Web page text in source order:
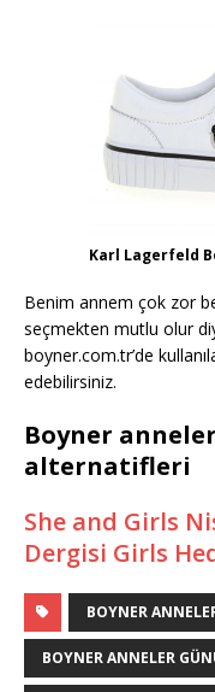
Karl Lagerfeld
Benim annem çok zor
seçmekten mutlu olur
boyner.com.tr’de
edebilirsiniz.
Boyner
alternatifleri
She and Girls
Dergisi Girls
BOYNER
BOYNER ANNELER